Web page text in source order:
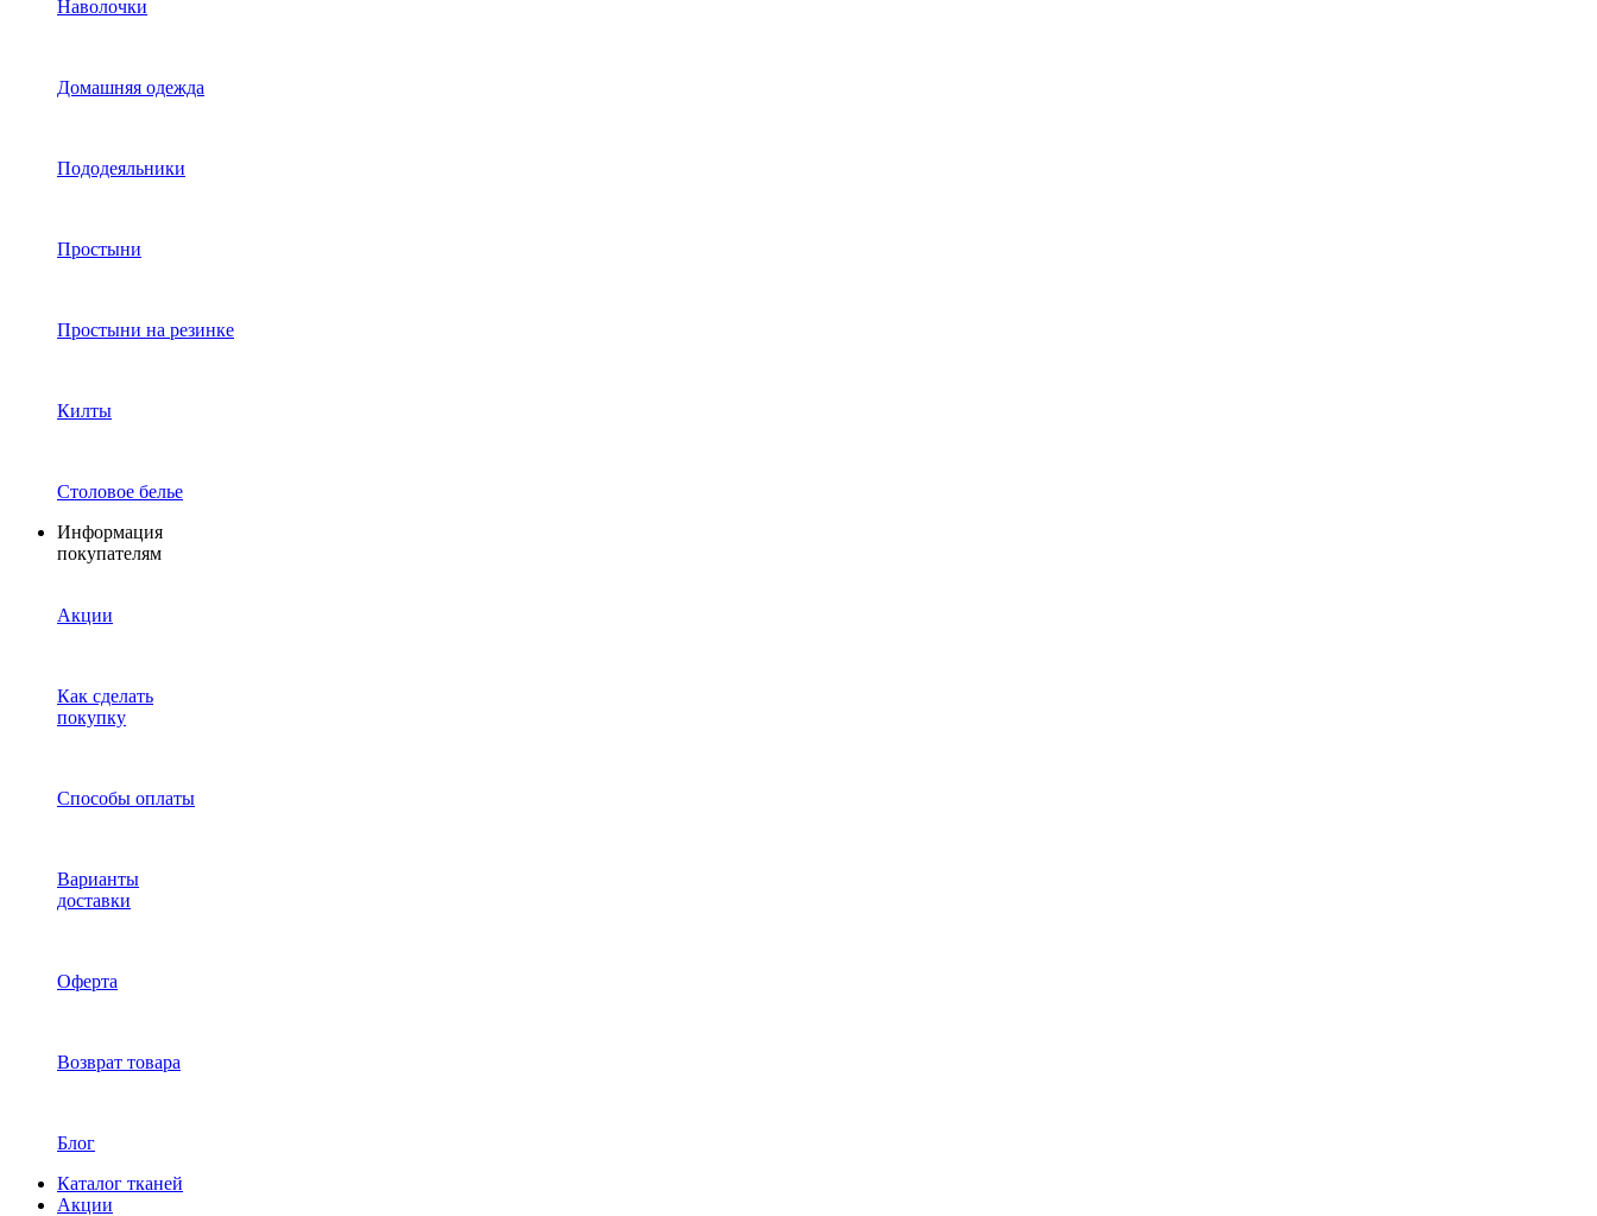
Наволочки
Домашняя одежда
Пододеяльники
Простыни
Простыни на резинке
Килты
Столовое белье
Информация
покупателям
Акции
Как сделать
покупку
Способы оплаты
Варианты
доставки
Оферта
Возврат товара
Блог
Каталог тканей
Акции